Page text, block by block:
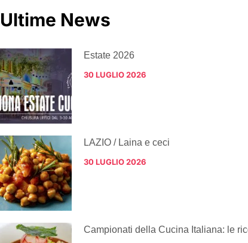
Ultime News
Estate 2026
30 LUGLIO 2026
LAZIO / Laina e ceci
30 LUGLIO 2026
Campionati della Cucina Italiana: le